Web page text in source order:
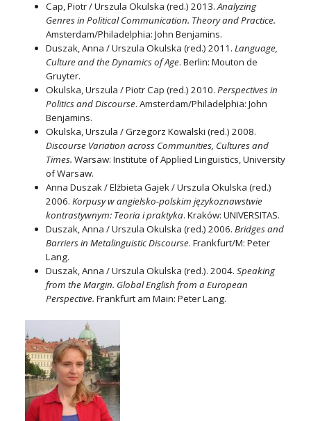
Cap, Piotr / Urszula Okulska (red.) 2013.Analyzing
Genres in Political Communication. Theory and Practice.
Amsterdam/Philadelphia: John Benjamins.
Duszak, Anna / Urszula Okulska (red.) 2011. Language,
Culture and the Dynamics of Age. Berlin: Mouton de
Gruyter.
Okulska, Urszula / Piotr Cap (red.) 2010. Perspectives in
Politics and Discourse. Amsterdam/Philadelphia: John
Benjamins.
Okulska, Urszula / Grzegorz Kowalski (red.) 2008.
Discourse Variation across Communities, Cultures and
Times. Warsaw: Institute of Applied Linguistics, University
of Warsaw.
Anna Duszak / Elżbieta Gajek / Urszula Okulska (red.)
2006. Korpusy w angielsko-polskim językoznawstwie
kontrastywnym: Teoria i praktyka. Kraków: UNIVERSITAS.
Duszak, Anna / Urszula Okulska (red.) 2006. Bridges and
Barriers in Metalinguistic Discourse. Frankfurt/M: Peter
Lang.
Duszak, Anna / Urszula Okulska (red.). 2004. Speaking
from the Margin. Global English from a European
Perspective. Frankfurt am Main: Peter Lang.